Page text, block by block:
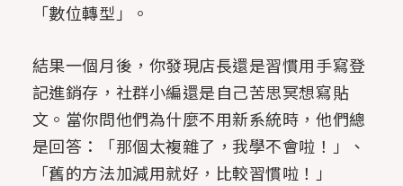
「數位轉型」。
結果一個月後，你發現店長還是習慣用手寫登
記進銷存，社群小編還是自己苦思冥想寫貼
文。當你問他們為什麼不用新系統時，他們總
是回答：「那個太複雜了，我學不會啦！」、
「舊的方法加減用就好，比較習慣啦！」